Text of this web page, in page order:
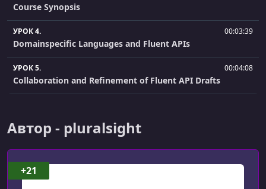
Course Synopsis
УРОК 4. 00:03:39
Domainspecific Languages and Fluent APIs
УРОК 5. 00:04:08
Collaboration and Refinement of Fluent API Drafts
Recap
УРОК 8.
Автор - pluralsight
+21